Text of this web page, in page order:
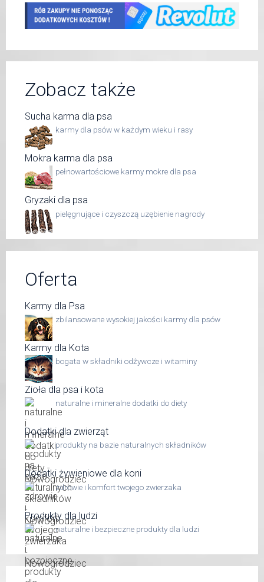
Zobacz także
Sucha karma dla psa
karmy dla psów w każdym wieku i rasy
Mokra karma dla psa
pełnowartościowe karmy mokre dla psa
Gryzaki dla psa
pielęgnujące i czyszczą uzębienie nagrody
Oferta
Karmy dla Psa
zbilansowane wysokiej jakości karmy dla psów
Karmy dla Kota
bogata w składniki odżywcze i witaminy
Zioła dla psa i kota
naturalne i mineralne dodatki do diety
Dodatki dla zwierząt
produkty na bazie naturalnych składników
Dodatki żywieniowe dla koni
zdrowie i komfort twojego zwierzaka
Produkty dla ludzi
naturalne i bezpieczne produkty dla ludzi